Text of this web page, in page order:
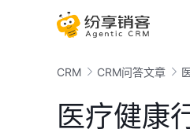
CRM CRM问答文章
医疗健康